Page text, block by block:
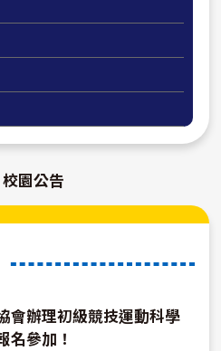
園公告
會辦理初級競技運動科學
名參加！